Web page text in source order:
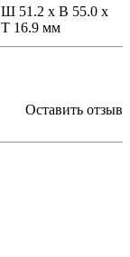
Ш 51.2 x В 55.0 x
Т 16.9 мм
Оставить отзыв